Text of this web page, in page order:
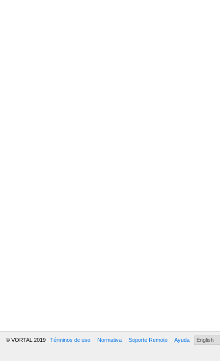
© VORTAL 2019 Términos de uso Normativa Soporte Remoto Ayuda